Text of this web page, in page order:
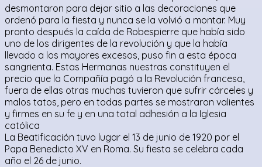
desmontaron para dejar sitio a las decoraciones que
ordenó para la fiesta y nunca se la volvió a montar. Muy
pronto después la caída de Robespierre que había sido
uno de los dirigentes de la revolución y que la había
llevado a los mayores excesos, puso fin a esta época
sangrienta. Estas Hermanas nuestras constituyen el
precio que la Compañía pagó a la Revolución francesa,
fuera de ellas otras muchas tuvieron que sufrir cárceles y
malos tatos, pero en todas partes se mostraron valientes
y firmes en su fe y en una total adhesión a la Iglesia
católica
La Beatificación tuvo lugar el 13 de junio de 1920 por el
Papa Benedicto XV en Roma. Su fiesta se celebra cada
año el 26 de junio.